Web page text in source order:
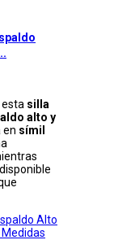
esta silla
alto y
en símil